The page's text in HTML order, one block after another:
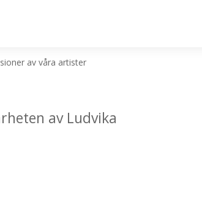
av våra artister
av Ludvika